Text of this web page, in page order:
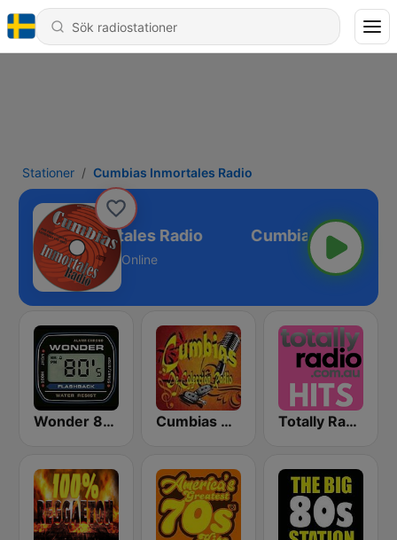
Stationer Cumbias Inmortales Radio
Inmortales Radio
Online
Wonder 80's Cumbias De Colección Totally Radio Hits